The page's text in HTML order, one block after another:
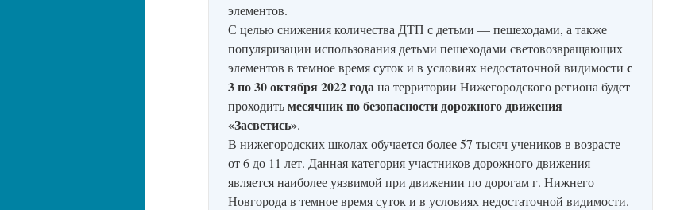
элементов.
С целью снижения количества ДТП с детьми — пешеходами, а также
популяризации использования детьми пешеходами световозвращающих
элементов в темное время суток и в условиях недостаточной видимости с
3 по 30 октября 2022 годана территории Нижегородского региона будет
проходитьмесячник по безопасности дорожного движения
«Засветись».
В нижегородских школах обучается более 57 тысяч учеников в возрасте
от 6 до 11 лет. Данная категория участников дорожного движения
является наиболее уязвимой при движении по дорогам г. Нижнего
Новгорода в темное время суток и в условиях недостаточной видимости.